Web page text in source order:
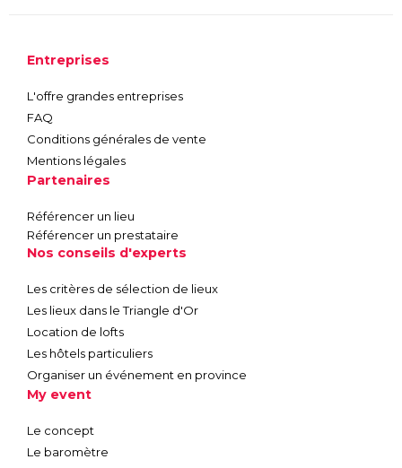
Entreprises
L'offre grandes entreprises
FAQ
Conditions générales de vente
Mentions légales
Partenaires
Référencer un lieu
Référencer un prestataire
Nos conseils d'experts
Les critères de sélection de lieux
Les lieux dans le Triangle d'Or
Location de lofts
Les hôtels particuliers
Organiser un événement en province
My event
Le concept
Le baromètre